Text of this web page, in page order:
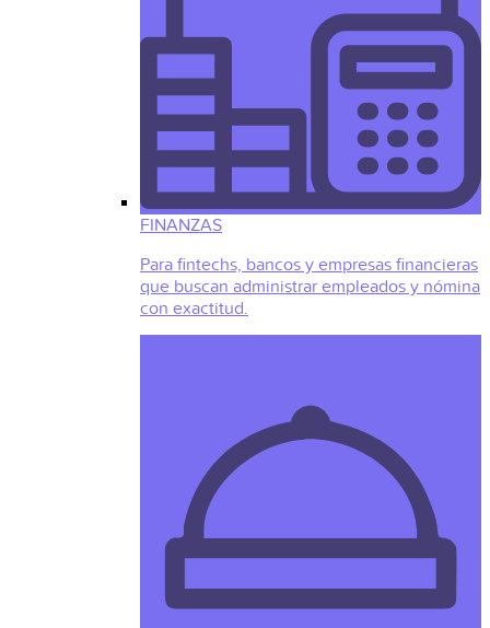
FINANZAS
Para fintechs, bancos y empresas financieras
que buscan administrar empleados y nómina
con exactitud.